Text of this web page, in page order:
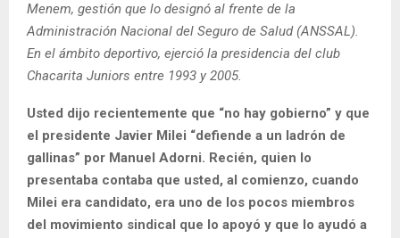
Menem, gestión que lo designó al frente de la
Administración Nacional del Seguro de Salud (ANSSAL).
En el ámbito deportivo, ejerció la presidencia del club
Chacarita Juniors entre 1993 y 2005.
Usted dijo recientemente que “no hay gobierno” y que
el presidente Javier Milei “defiende a un ladrón de
gallinas” por Manuel Adorni. Recién, quien lo
presentaba contaba que usted, al comienzo, cuando
Milei era candidato, era uno de los pocos miembros
del movimiento sindical que lo apoyó y que lo ayudó a